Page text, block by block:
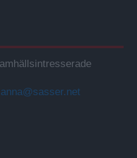
anna@sasser.net